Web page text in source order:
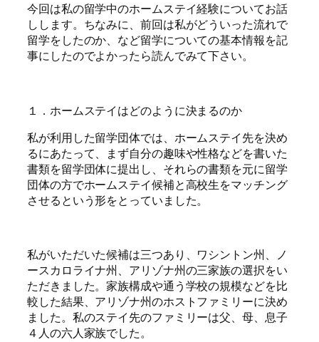
今回は私の留学中のホームステイ経験についてお話
しします。ちなみに、前回は私がどういった流れで
留学をしたのか、など留学についての基本情報を記
事にしたのでよかったら読んでみて下さい。
１．ホームステイはどのように決まるのか
私が利用した留学団体では、ホームステイ先を決め
るにあたって、まず自分の趣味や性格などを書いた
書類を留学団体に提出し、それらの書類を元に留学
団体の方でホームステイ候補と高校生をマッチング
させるという形をとっていました。
私がいただいた候補は三つあり、ワシントン州、ノ
ースカロライナ州、アリゾナ州の三家族の選択をい
ただきました。家族構成や通う学校の規模などを比
較した結果、アリゾナ州のホストファミリーに決め
ました。私のステイ先のファミリーは父、母、息子
４人の六人家族でした。